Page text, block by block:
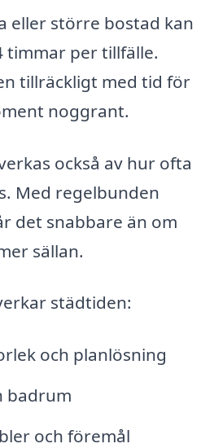
eller större bostad kan
timmar per tillfälle.
tillräckligt med tid för
noggrant.
också av hur ofta
Med regelbunden
det snabbare än om
sällan.
städtiden:
och planlösning
badrum
och föremål